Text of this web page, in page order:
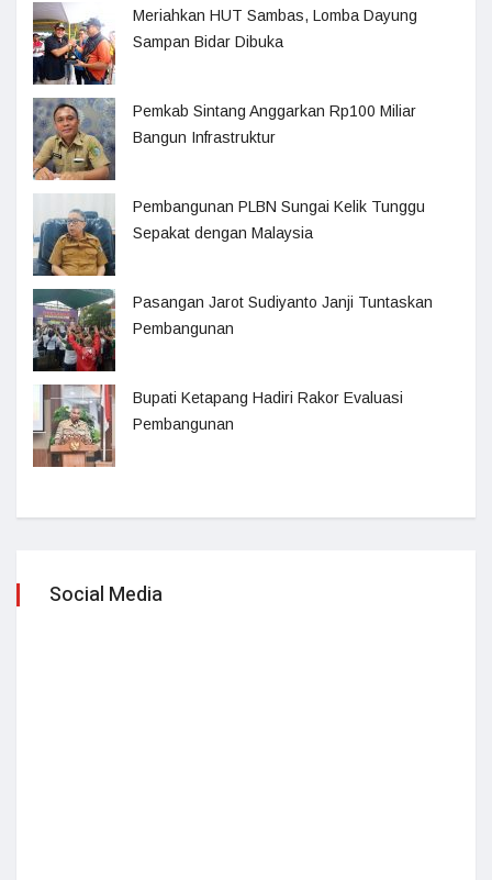
Meriahkan HUT Sambas, Lomba Dayung
Sampan Bidar Dibuka
Pemkab Sintang Anggarkan Rp100 Miliar
Bangun Infrastruktur
Pembangunan PLBN Sungai Kelik Tunggu
Sepakat dengan Malaysia
Pasangan Jarot Sudiyanto Janji Tuntaskan
Pembangunan
Bupati Ketapang Hadiri Rakor Evaluasi
Pembangunan
Social Media